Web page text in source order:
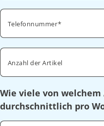
Telefonnummer
Anzahl der Artikel
Wie viele von
durchschnittlich pro